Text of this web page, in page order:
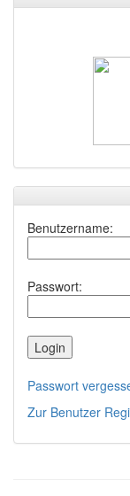
Benutzername:
Passwort:
Passwort
Zur Benutzer